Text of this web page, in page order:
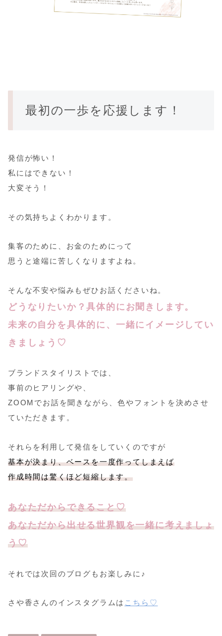
最初の一歩を応援します！
発信が怖い！
私にはできない！
大変そう！
その気持ちよくわかります。
集客のために、お金のためにって
思うと途端に苦しくなりますよね。
そんな不安や悩みもぜひお話くださいね。
どうなりたいか？具体的にお聞きします。
未来の自分を具体的に、一緒にイメージしてい
きましょう♡
ブランドスタイリストでは、
事前のヒアリングや、
ZOOMでお話を聞きながら、色やフォントを決めさせ
ていただきます。
それらを利用して発信をしていくのですが
基本が決まり、ベースを一度作ってしまえば
作成時間は驚くほど短縮します。
あなただからできること♡
あなただから出せる世界観を一緒に考えましょ
う♡
それでは次回のブログもお楽しみに♪
さや香さんのインスタグラムは こちら♡